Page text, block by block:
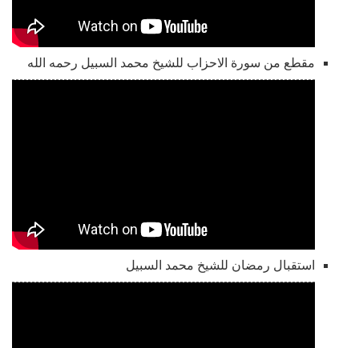
مقطع من سورة الاحزاب للشيخ محمد السبيل رحمه الله
استقبال رمضان للشيخ محمد السبيل